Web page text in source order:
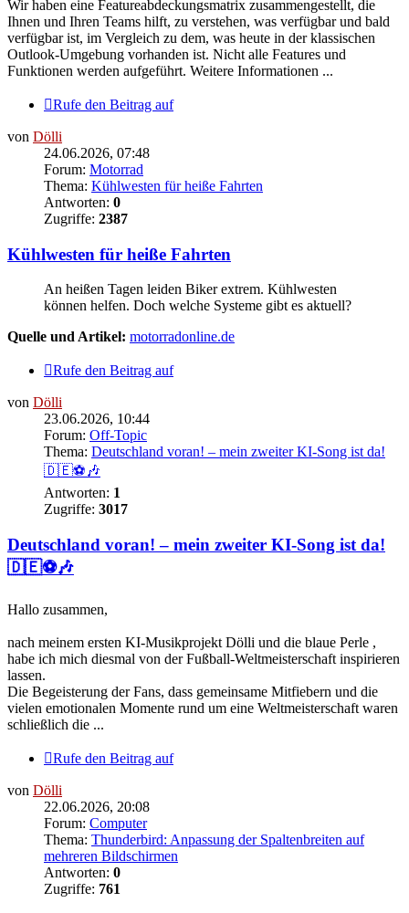
Wir haben eine Featureabdeckungsmatrix zusammengestellt, die
Ihnen und Ihren Teams hilft, zu verstehen, was verfügbar und bald
verfügbar ist, im Vergleich zu dem, was heute in der klassischen
Outlook-Umgebung vorhanden ist. Nicht alle Features und
Funktionen werden aufgeführt. Weitere Informationen ...
Rufe den Beitrag auf
von Dölli
24.06.2026, 07:48
Forum: Motorrad
Thema: Kühlwesten für heiße Fahrten
Antworten: 0
Zugriffe: 2387
Kühlwesten für heiße Fahrten
An heißen Tagen leiden Biker extrem. Kühlwesten
können helfen. Doch welche Systeme gibt es aktuell?
Quelle und Artikel: motorradonline.de
Rufe den Beitrag auf
von Dölli
23.06.2026, 10:44
Forum: Off-Topic
Thema: Deutschland voran! – mein zweiter KI-Song ist da!
🇩🇪⚽🎶
Antworten: 1
Zugriffe: 3017
Deutschland voran! – mein zweiter KI-Song ist da!
🇩🇪⚽🎶
Hallo zusammen,
nach meinem ersten KI-Musikprojekt Dölli und die blaue Perle ,
habe ich mich diesmal von der Fußball-Weltmeisterschaft inspirieren
lassen.
Die Begeisterung der Fans, dass gemeinsame Mitfiebern und die
vielen emotionalen Momente rund um eine Weltmeisterschaft waren
schließlich die ...
Rufe den Beitrag auf
von Dölli
22.06.2026, 20:08
Forum: Computer
Thema: Thunderbird: Anpassung der Spaltenbreiten auf
mehreren Bildschirmen
Antworten: 0
Zugriffe: 761